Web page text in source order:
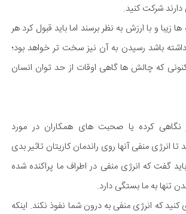
شرکت کنید.
زیبا و با ارزش به نظر برسند اما باید قبول کرد هر
باشد رسیدن به آن نیز سخت تر خواهد بود؛
که چالش ها گاهی اوقات از حد توان انسان
نگاهی کرده یا صحبت های همکاران در مورد
انرژی منفی آنها روی راندمان کاریتان تاثیر بدی
گفت که انرژی منفی در اطراف ما پراکنده شده
تنها به ما بستگی دارد.
کنید که انرژی منفی به درون شما نفوذ نکند. اینکه